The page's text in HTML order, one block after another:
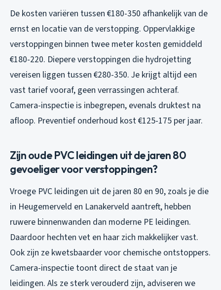
De kosten variëren tussen €180-350 afhankelijk van de
ernst en locatie van de verstopping. Oppervlakkige
verstoppingen binnen twee meter kosten gemiddeld
€180-220. Diepere verstoppingen die hydrojetting
vereisen liggen tussen €280-350. Je krijgt altijd een
vast tarief vooraf, geen verrassingen achteraf.
Camera-inspectie is inbegrepen, evenals druktest na
afloop. Preventief onderhoud kost €125-175 per jaar.
Zijn oude PVC leidingen uit de jaren 80
gevoeliger voor verstoppingen?
Vroege PVC leidingen uit de jaren 80 en 90, zoals je die
in Heugemerveld en Lanakerveld aantreft, hebben
ruwere binnenwanden dan moderne PE leidingen.
Daardoor hechten vet en haar zich makkelijker vast.
Ook zijn ze kwetsbaarder voor chemische ontstoppers.
Camera-inspectie toont direct de staat van je
leidingen. Als ze sterk verouderd zijn, adviseren we